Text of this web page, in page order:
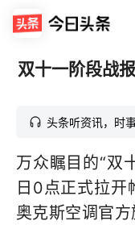
双十一阶段战
头条听资讯，时
万众瞩目的“双
日0点正式拉开
奥克斯空调官